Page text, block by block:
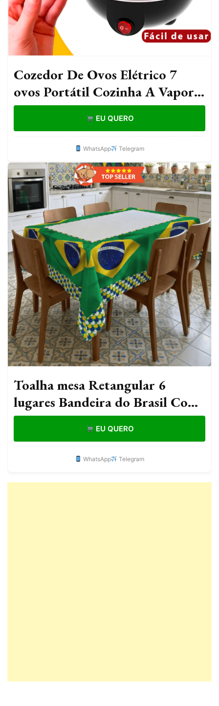
Cozedor De Ovos Elétrico 7
ovos Portátil Cozinha A Vapor
220v Preto Máquina De
Cozinhar ovo EU QUERO
WhatsApp Telegram
Toalha mesa Retangular 6
lugares Bandeira do Brasil Copa
2.20x1.50 Decoração, Cozinha,
Mesa Posta
EU QUERO
WhatsApp Telegram